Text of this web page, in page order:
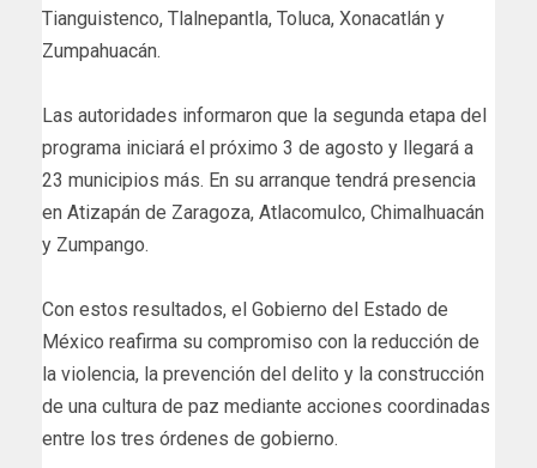
Tianguistenco, Tlalnepantla, Toluca, Xonacatlán y
Zumpahuacán.
Las autoridades informaron que la segunda etapa del
programa iniciará el próximo 3 de agosto y llegará a
23 municipios más. En su arranque tendrá presencia
en Atizapán de Zaragoza, Atlacomulco, Chimalhuacán
y Zumpango.
Con estos resultados, el Gobierno del Estado de
México reafirma su compromiso con la reducción de
la violencia, la prevención del delito y la construcción
de una cultura de paz mediante acciones coordinadas
entre los tres órdenes de gobierno.